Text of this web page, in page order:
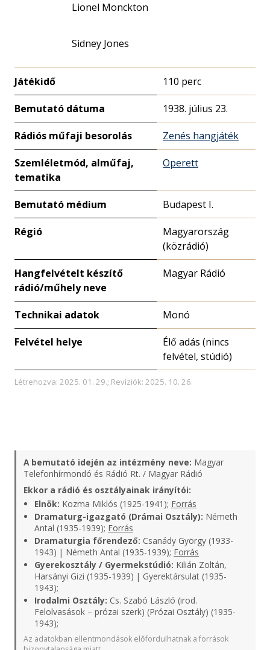
Lionel Monckton
Sidney Jones
Játékidő 110 perc
Bemutató dátuma 1938. július 23.
Rádiós műfaji besorolás Zenés hangjáték
Szemléletmód, alműfaj,
tematika
Operett
Bemutató médium Budapest I.
Régió
Magyarország
(közrádió)
Hangfelvételt készítő
rádió/műhely neve
Magyar Rádió
Technikai adatok Monó
Felvétel helye
Élő adás (nincs
felvétel, stúdió)
Létrehozva: 2025. 01. 29.; Revíziók: 2025. 10. 26.
A bemutató idején az intézmény neve: Magyar
Telefonhírmondó és Rádió Rt. / Magyar Rádió
Ekkor a rádió és osztályainak irányítói:
Elnök: Kozma Miklós (1925-1941); Forrás
Dramaturg-igazgató (Drámai Osztály): Németh
Antal (1935-1939); Forrás
Dramaturgia főrendező: Csanády György (1933-
1943) | Németh Antal (1935-1939); Forrás
Gyerekosztály / Gyermekstúdió: Kilián Zoltán,
Harsányi Gizi (1935-1939) | Gyerektársulat (1935-
1943);
Irodalmi Osztály: Cs. Szabó László (irod.
Felolvasások – prózai szerk) (Prózai Osztály) (1935-
1943);
Az adatokban ellentmondások előfordulhatnak a források